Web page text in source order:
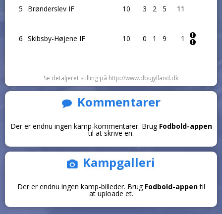
5 Brønderslev IF 10 3 2 5 11
6 Skibsby-Højene IF 10 0 1 9 1
Se detaljeret stilling på http://www.dbujylland.dk
Kommentarer
Der er endnu ingen kamp-kommentarer. Brug Fodbold-appen
til at skrive en.
Kampgalleri
Der er endnu ingen kamp-billeder. Brug Fodbold-appentil
at uploade et.